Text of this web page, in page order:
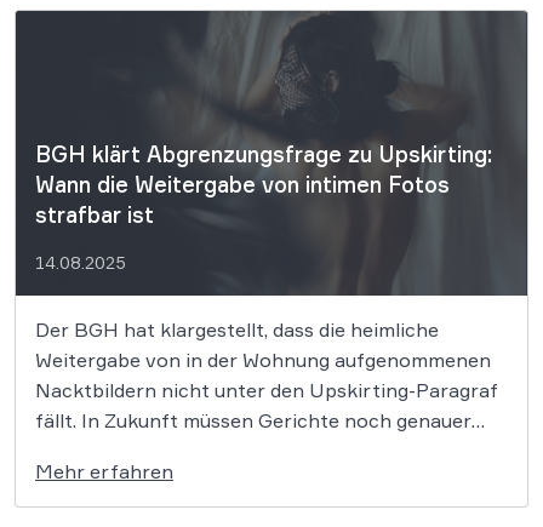
klar mit dem Grund für die Reduzierung
gekennzeichnet werden. […]
BGH klärt Abgrenzungsfrage zu Upskirting:
Wann die Weitergabe von intimen Fotos
strafbar ist
14.08.2025
Der BGH hat klargestellt, dass die heimliche
Weitergabe von in der Wohnung aufgenommenen
Nacktbildern nicht unter den Upskirting-Paragraf
fällt. In Zukunft müssen Gerichte noch genauer
Rückzugsbereichs oder der durch Kleidung
verdeckten Intimsphäre betroffen ist. „Gegen An­
Mehr erfahren